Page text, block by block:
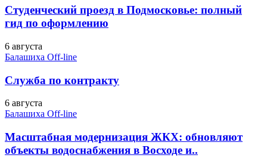
Студенческий проезд в Подмосковье: полный
гид по оформлению
6 августа
Балашиха Off-line
Служба по контракту
6 августа
Балашиха Off-line
Масштабная модернизация ЖКХ: обновляют
объекты водоснабжения в Восходе и..